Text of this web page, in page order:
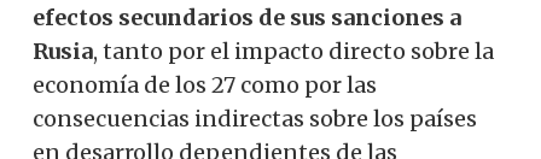
efectos secundarios de sus sanciones a
Rusia, tanto por el impacto directo sobre la
economía de los 27 como por las
consecuencias indirectas sobre los países
en desarrollo dependientes de las